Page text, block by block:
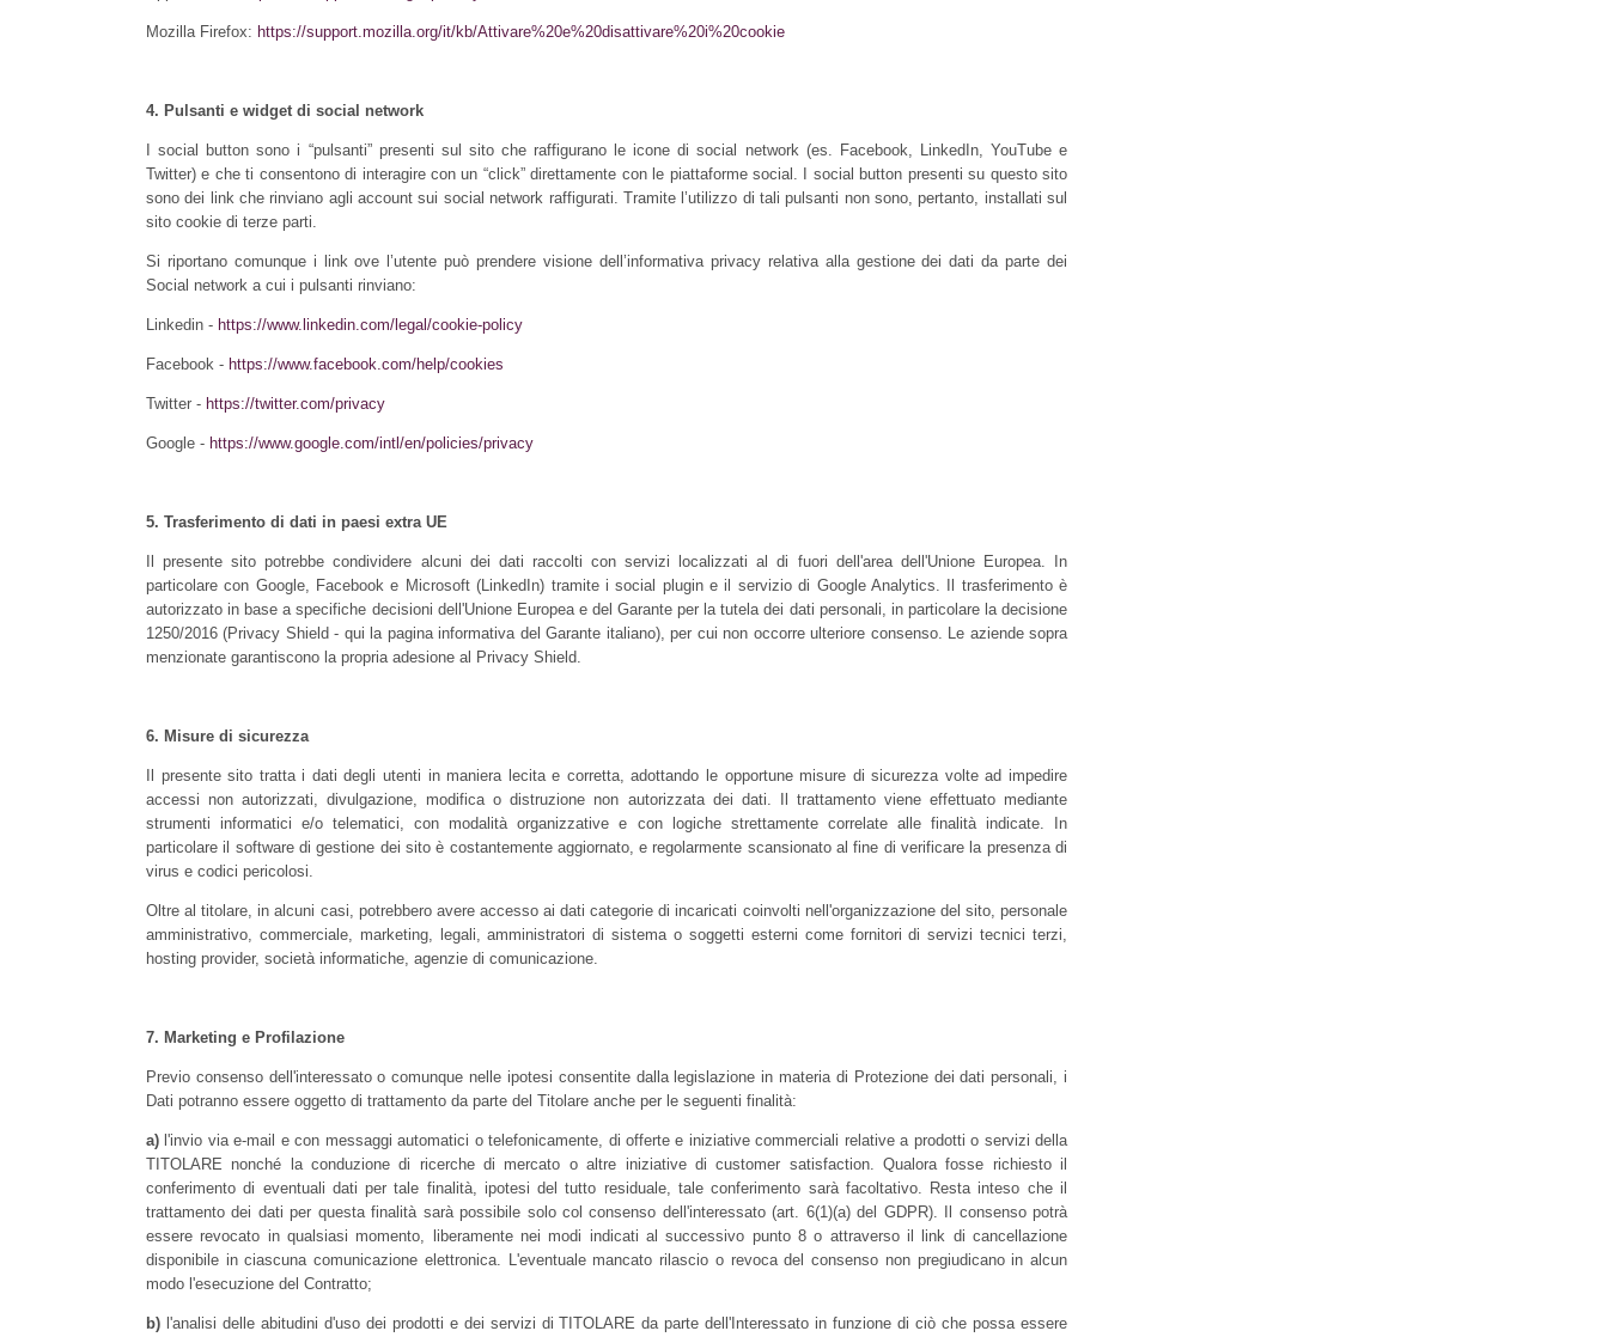
Mozilla Firefox: https://support.mozilla.org/it/kb/Attivare%20e%20disattivare%20i%20cookie
4. Pulsanti e widget di social network
I social button sono i “pulsanti” presenti sul sito che raffigurano le icone di social network (es. Facebook, LinkedIn, YouTube e
Twitter) e che ti consentono di interagire con un “click” direttamente con le piattaforme social. I social button presenti su questo sito
sono dei link che rinviano agli account sui social network raffigurati. Tramite l’utilizzo di tali pulsanti non sono, pertanto, installati sul
sito cookie di terze parti.
Si riportano comunque i link ove l’utente può prendere visione dell’informativa privacy relativa alla gestione dei dati da parte dei
Social network a cui i pulsanti rinviano:
Linkedin - https://www.linkedin.com/legal/cookie-policy
Facebook - https://www.facebook.com/help/cookies
Twitter - https://twitter.com/privacy
Google - https://www.google.com/intl/en/policies/privacy
5. Trasferimento di dati in paesi extra UE
Il presente sito potrebbe condividere alcuni dei dati raccolti con servizi localizzati al di fuori dell'area dell'Unione Europea. In
particolare con Google, Facebook e Microsoft (LinkedIn) tramite i social plugin e il servizio di Google Analytics. Il trasferimento è
autorizzato in base a specifiche decisioni dell'Unione Europea e del Garante per la tutela dei dati personali, in particolare la decisione
1250/2016 (Privacy Shield - qui la pagina informativa del Garante italiano), per cui non occorre ulteriore consenso. Le aziende sopra
menzionate garantiscono la propria adesione al Privacy Shield.
6. Misure di sicurezza
Il presente sito tratta i dati degli utenti in maniera lecita e corretta, adottando le opportune misure di sicurezza volte ad impedire
accessi non autorizzati, divulgazione, modifica o distruzione non autorizzata dei dati. Il trattamento viene effettuato mediante
strumenti informatici e/o telematici, con modalità organizzative e con logiche strettamente correlate alle finalità indicate. In
particolare il software di gestione dei sito è costantemente aggiornato, e regolarmente scansionato al fine di verificare la presenza di
virus e codici pericolosi.
Oltre al titolare, in alcuni casi, potrebbero avere accesso ai dati categorie di incaricati coinvolti nell'organizzazione del sito, personale
amministrativo, commerciale, marketing, legali, amministratori di sistema o soggetti esterni come fornitori di servizi tecnici terzi,
hosting provider, società informatiche, agenzie di comunicazione.
7. Marketing e Profilazione
Previo consenso dell'interessato o comunque nelle ipotesi consentite dalla legislazione in materia di Protezione dei dati personali, i
Dati potranno essere oggetto di trattamento da parte del Titolare anche per le seguenti finalità:
a) l'invio via e-mail e con messaggi automatici o telefonicamente, di offerte e iniziative commerciali relative a prodotti o servizi della
TITOLARE nonché la conduzione di ricerche di mercato o altre iniziative di customer satisfaction. Qualora fosse richiesto il
conferimento di eventuali dati per tale finalità, ipotesi del tutto residuale, tale conferimento sarà facoltativo. Resta inteso che il
trattamento dei dati per questa finalità sarà possibile solo col consenso dell'interessato (art. 6(1)(a) del GDPR). Il consenso potrà
essere revocato in qualsiasi momento, liberamente nei modi indicati al successivo punto 8 o attraverso il link di cancellazione
disponibile in ciascuna comunicazione elettronica. L'eventuale mancato rilascio o revoca del consenso non pregiudicano in alcun
modo l'esecuzione del Contratto;
b) l'analisi delle abitudini d'uso dei prodotti e dei servizi di TITOLARE da parte dell'Interessato in funzione di ciò che possa essere